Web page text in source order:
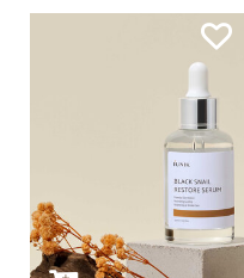
achtige gel formule kleeft aan op
de huid barrière en egaliseert
zich tot een zachte en gladde